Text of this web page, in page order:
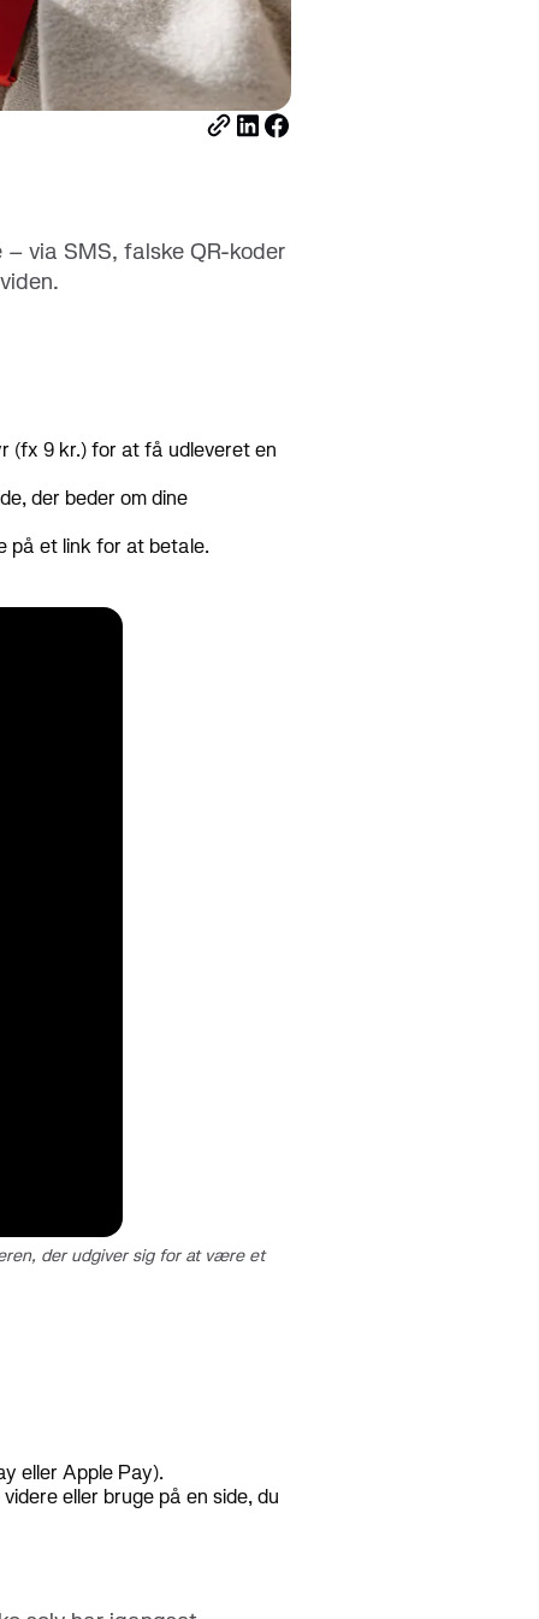
Kortets forbrugsgrænse
via SMS, falske QR-koder
(fx 9 kr.) for at få udleveret en
der beder om dine
på et link for at betale.
der udgiver sig for at være et
eller Apple Pay).
eller bruge på en side, du